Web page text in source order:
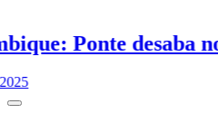
Ponte desaba no